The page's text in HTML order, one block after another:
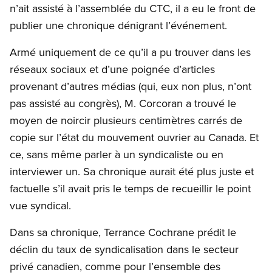
n’ait assisté à l’assemblée du CTC, il a eu le front de
publier une chronique dénigrant l’événement.
Armé uniquement de ce qu’il a pu trouver dans les
réseaux sociaux et d’une poignée d’articles
provenant d’autres médias (qui, eux non plus, n’ont
pas assisté au congrès), M. Corcoran a trouvé le
moyen de noircir plusieurs centimètres carrés de
copie sur l’état du mouvement ouvrier au Canada. Et
ce, sans même parler à un syndicaliste ou en
interviewer un. Sa chronique aurait été plus juste et
factuelle s’il avait pris le temps de recueillir le point
vue syndical.
Dans sa chronique, Terrance Cochrane prédit le
déclin du taux de syndicalisation dans le secteur
privé canadien, comme pour l’ensemble des